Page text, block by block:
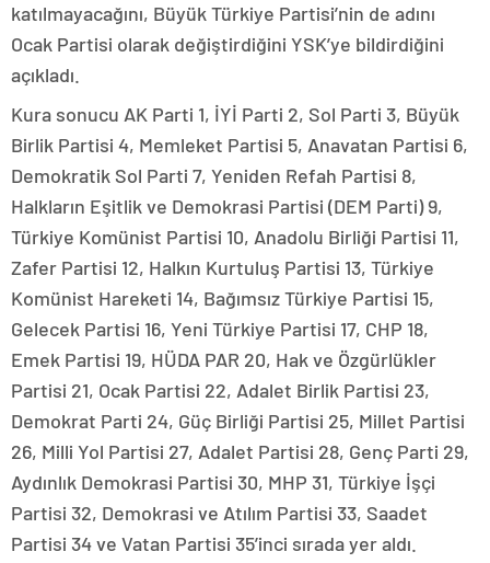
katılmayacağını, Büyük Türkiye Partisi’nin de adını
Ocak Partisi olarak değiştirdiğini YSK’ye bildirdiğini
açıkladı.
Kura sonucu AK Parti 1, İYİ Parti 2, Sol Parti 3, Büyük
Birlik Partisi 4, Memleket Partisi 5, Anavatan Partisi 6,
Demokratik Sol Parti 7, Yeniden Refah Partisi 8,
Halkların Eşitlik ve Demokrasi Partisi (DEM Parti) 9,
Türkiye Komünist Partisi 10, Anadolu Birliği Partisi 11,
Zafer Partisi 12, Halkın Kurtuluş Partisi 13, Türkiye
Komünist Hareketi 14, Bağımsız Türkiye Partisi 15,
Gelecek Partisi 16, Yeni Türkiye Partisi 17, CHP 18,
Emek Partisi 19, HÜDA PAR 20, Hak ve Özgürlükler
Partisi 21, Ocak Partisi 22, Adalet Birlik Partisi 23,
Demokrat Parti 24, Güç Birliği Partisi 25, Millet Partisi
26, Milli Yol Partisi 27, Adalet Partisi 28, Genç Parti 29,
Aydınlık Demokrasi Partisi 30, MHP 31, Türkiye İşçi
Partisi 32, Demokrasi ve Atılım Partisi 33, Saadet
Partisi 34 ve Vatan Partisi 35’inci sırada yer aldı.